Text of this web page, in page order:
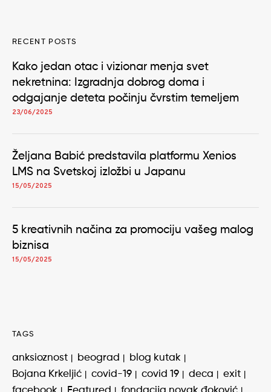
RECENT POSTS
Kako jedan otac i vizionar menja svet
nekretnina: Izgradnja dobrog doma i
odgajanje deteta počinju čvrstim temeljem
23/06/2025
Željana Babić predstavila platformu Xenios
LMS na Svetskoj izložbi u Japanu
15/05/2025
5 kreativnih načina za promociju vašeg malog
biznisa
15/05/2025
TAGS
anksioznost beograd
blog kutak
Bojana Krkeljić
covid-19 covid 19 deca
exit